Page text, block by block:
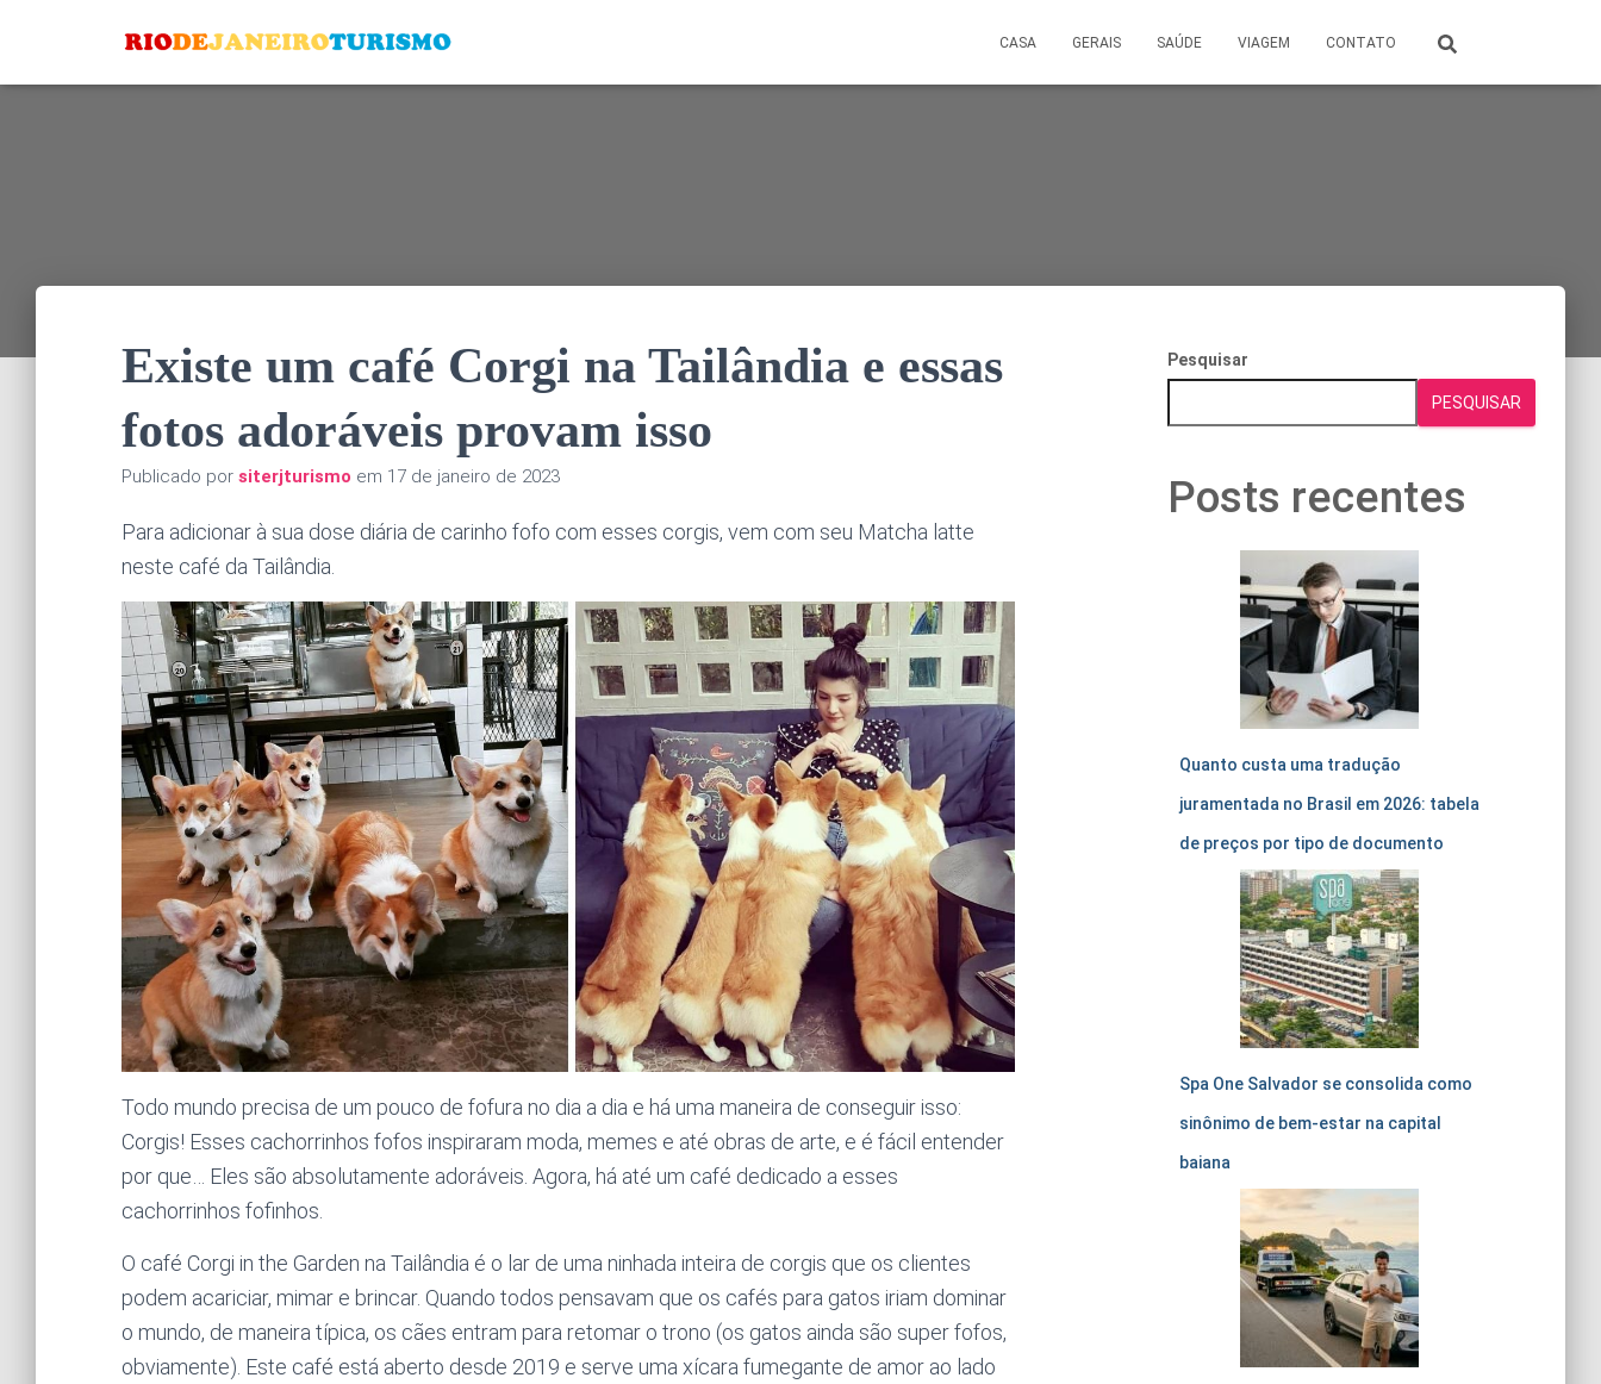
CASA GERAIS SAÚDE VIAGEM CONTATO
Existe um café Corgi na Tailândia e essas
fotos adoráveis ​​provam isso
Publicado por siterjturismo em 17 de janeiro de 2023
Para adicionar à sua dose diária de carinho fofo com esses corgis, vem com seu Matcha latte
neste café da Tailândia.
Todo mundo precisa de um pouco de fofura no dia a dia e há uma maneira de conseguir isso:
Corgis! Esses cachorrinhos fofos inspiraram moda, memes e até obras de arte, e é fácil entender
por que… Eles são absolutamente adoráveis. Agora, há até um café dedicado a esses
cachorrinhos fofinhos.
O café Corgi in the Garden na Tailândia é o lar de uma ninhada inteira de corgis que os clientes
podem acariciar, mimar e brincar. Quando todos pensavam que os cafés para gatos iriam dominar
o mundo, de maneira típica, os cães entram para retomar o trono (os gatos ainda são super fofos,
obviamente). Este café está aberto desde 2019 e serve uma xícara fumegante de amor ao lado
Pesquisar
PESQUISAR
Posts recentes
Quanto custa uma tradução
juramentada no Brasil em 2026: tabela
de preços por tipo de documento
Spa One Salvador se consolida como
sinônimo de bem-estar na capital
baiana